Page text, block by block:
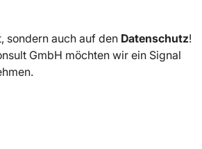
sondern auch auf den Datenschutz!
GmbH möchten wir ein Signal